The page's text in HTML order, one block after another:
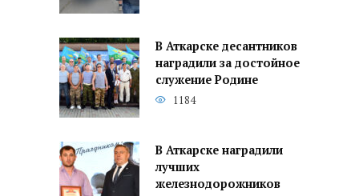
В Аткарске десантников
наградили за достойное
служение Родине
1184
В Аткарске наградили
лучших
железнодорожников